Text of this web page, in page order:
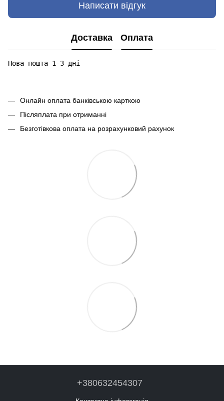
Написати відгук
Доставка Оплата
Нова пошта 1-3 дні
Онлайн оплата банківською карткою
Післяплата при отриманні
Безготівкова оплата на розрахунковий рахунок
+380632454307